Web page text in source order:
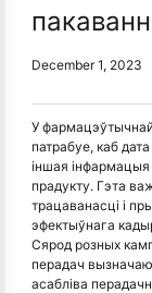
December 1, 2023
У
патрабуе, каб
іншая інфармацыя
прадукту. Гэта
трацаванасці і
эфектыўнага
Сярод розных
перадач
асабліва